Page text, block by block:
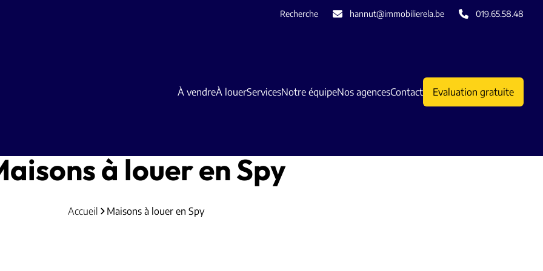
Recherche hannut@immobilierela.be 019.65.58.48
À vendreÀ louerServicesNotre équipeNos agencesContact Evaluation gratuite
à louer en Spy
Accueil Maisons à louer en Spy